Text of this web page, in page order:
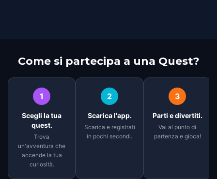
Come si partecipa a una Quest?
1
Scegli la tua
quest.
Trova
un'avventura che
accende la tua
curiosità.
2
Scarica l'app.
Scarica e registrati
in pochi secondi.
3
Parti e divertiti.
Vai al punto di
partenza e gioca!